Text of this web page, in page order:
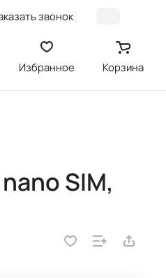
звонок
Избранное Корзина
SIM,